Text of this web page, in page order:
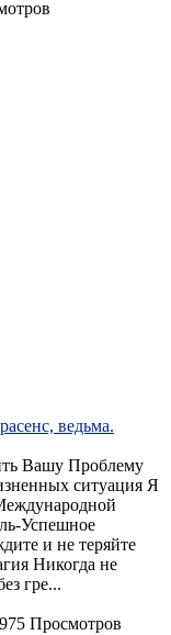
ведьма.
Вашу Проблему
ситуация Я
Успешное
и не теряйте
Никогда не
гре...
Просмотров